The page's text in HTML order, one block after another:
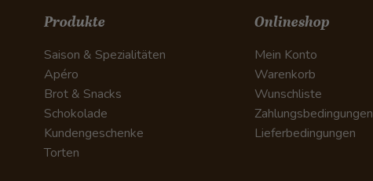
Produkte
Saison & Spezialitäten
Apéro
Brot & Snacks
Schokolade
Kundengeschenke
Torten
Onlineshop
Mein Konto
Warenkorb
Wunschliste
Zahlungsbedingungen
Lieferbedingungen